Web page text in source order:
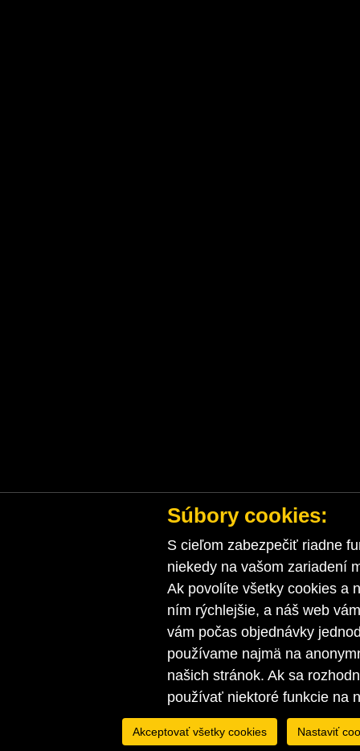
Súbory cookies:
S cieľom zabezpečiť riadne
niekedy na vašom zariadení
Ak povolíte všetky cookies a
ním rýchlejšie, a náš web
vám počas objednávky
používame najmä na
našich stránok. Ak sa
používať niektoré funkcie na
Akceptovať všetky cookies Nastaviť